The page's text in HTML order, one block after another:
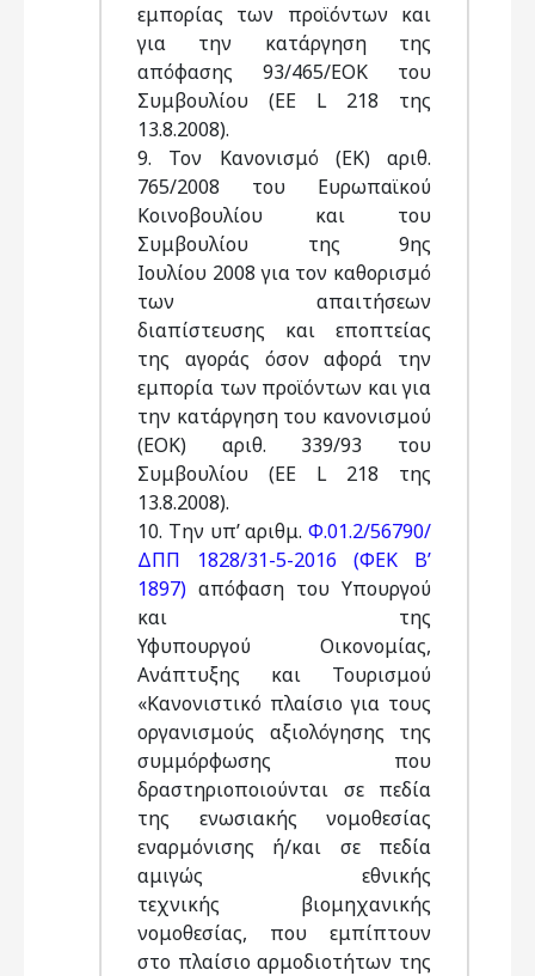
εμπορίας των προϊόντων και
για την κατάργηση της
απόφασης 93/465/ΕΟΚ του
Συμβουλίου (ΕΕ L 218 της
13.8.2008).
9. Τον Κανονισμό (ΕΚ) αριθ.
765/2008 του Ευρωπαϊκού
Κοινοβουλίου και του
Συμβουλίου της 9ης
Ιουλίου 2008 για τον καθορισμό
των απαιτήσεων
διαπίστευσης και εποπτείας
της αγοράς όσον αφορά την
εμπορία των προϊόντων και για
την κατάργηση του κανονισμού
(ΕΟΚ) αριθ. 339/93 του
Συμβουλίου (ΕΕ L 218 της
13.8.2008).
10. Την υπ’ αριθμ. Φ.01.2/56790/
ΔΠΠ 1828/31-5-2016 (ΦΕΚ Β’
1897) απόφαση του Υπουργού
και της
Υφυπουργού Οικονομίας,
Ανάπτυξης και Τουρισμού
«Κανονιστικό πλαίσιο για τους
οργανισμούς αξιολόγησης της
συμμόρφωσης που
δραστηριοποιούνται σε πεδία
της ενωσιακής νομοθεσίας
εναρμόνισης ή/και σε πεδία
αμιγώς εθνικής
τεχνικής βιομηχανικής
νομοθεσίας, που εμπίπτουν
στο πλαίσιο αρμοδιοτήτων της